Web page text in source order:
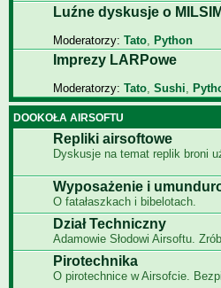
Luźne dyskusje o
Moderatorzy: Tato, Python
Imprezy LARPowe
Moderatorzy: Tato, Sushi,
DOOKOŁA AIRSOFTU
Repliki airsoftowe
Dyskusje na temat replik broni
Wyposażenie i
O fatałaszkach i bibelotach.
Dział Techniczny
Adamowie Słodowi Airsoftu.
Pirotechnika
O pirotechnice w Airsofcie.